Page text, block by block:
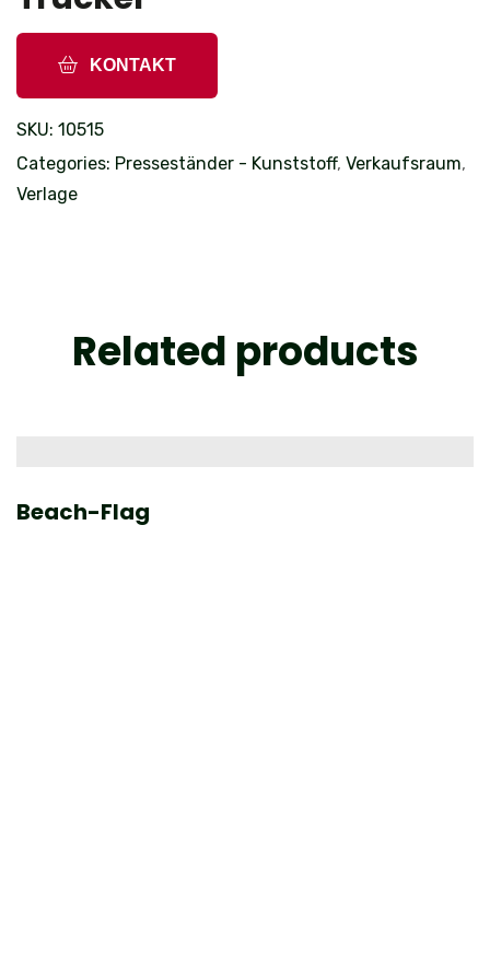
KONTAKT
SKU: 10515
Categories: Presseständer - Kunststoff, Verkaufsraum,
Verlage
Related products
Beach-Flag